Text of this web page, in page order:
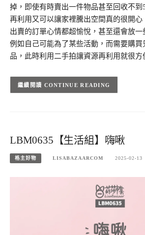
掉，即使有時賣出一件物品甚至回收不到
再利用又可以讓家裡騰出空間真的很開心
出賣的訂單心情都超愉悅，甚至還會放
例如自己可能為了某些活動，而需要購
品，此時利用二手拍讓資源再利用就很方
CONTINUE READING
LBM0635【生活組】嗨啾
格主好物 LISABAZAARCOM 2025-02-13